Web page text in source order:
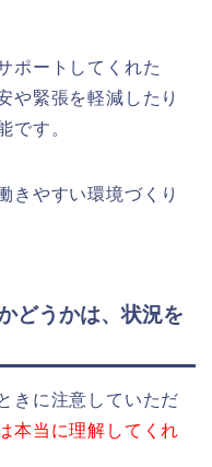
ポートしてくれた
や緊張を軽減したり
です。
きやすい環境づくり
どうかは、状況を
きに注意していただ
本当に理解してくれ